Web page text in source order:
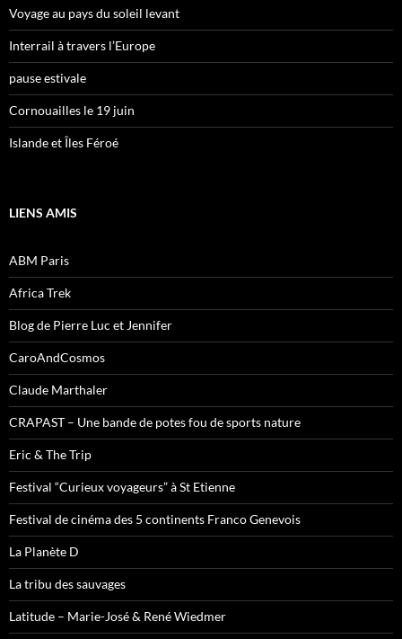
Voyage au pays du soleil levant
Interrail à travers l’Europe
pause estivale
Cornouailles le 19 juin
Islande et Îles Féroé
LIENS AMIS
ABM Paris
Africa Trek
Blog de Pierre Luc et Jennifer
CaroAndCosmos
Claude Marthaler
CRAPAST – Une bande de potes fou de sports nature
Eric & The Trip
Festival “Curieux voyageurs” à St Etienne
Festival de cinéma des 5 continents Franco Genevois
La Planète D
La tribu des sauvages
Latitude – Marie-José & René Wiedmer